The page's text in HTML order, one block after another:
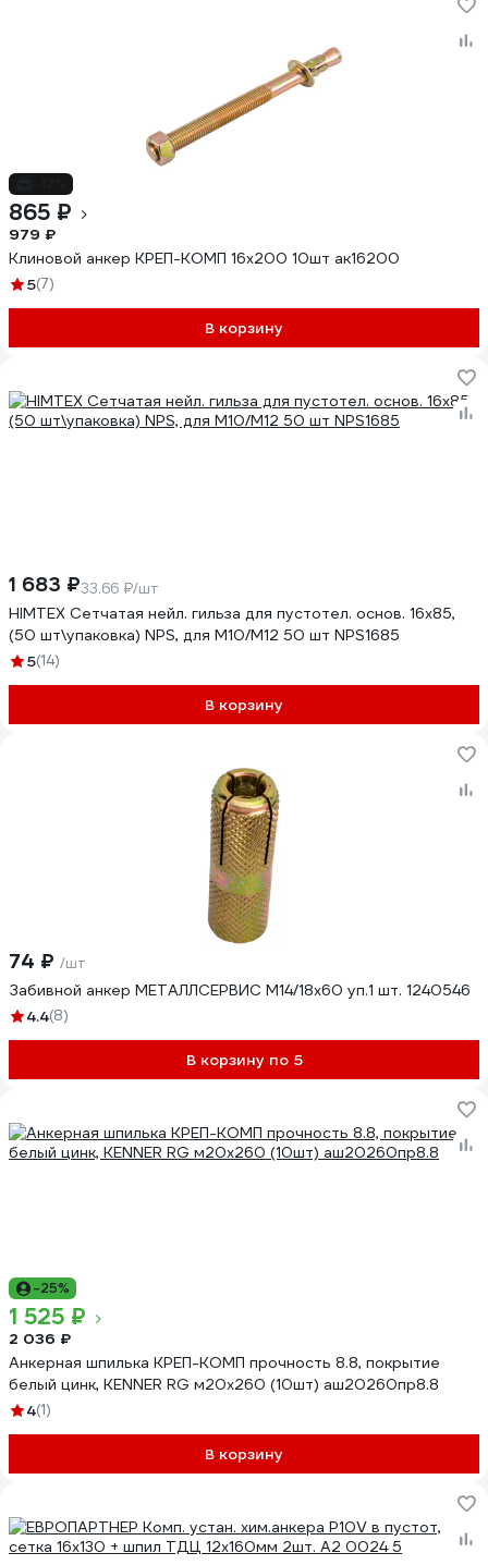
865 ₽
979 ₽
Клиновой анкер КРЕП-КОМП 16х200 10шт ак16200
5(7)
В корзину
1 683 ₽33.66 ₽/шт
HIMTEX Сетчатая нейл. гильза для пустотел. основ. 16x85,
(50 шт\упаковка) NPS, для М10/М12 50 шт NPS1685
5(14)
В корзину
74 ₽ /шт
Забивной анкер МЕТАЛЛСЕРВИС М14/18x60 уп.1 шт. 1240546
4.4(8)
В корзину по 5
-25%
1 525 ₽
2 036 ₽
Анкерная шпилька КРЕП-КОМП прочность 8.8, покрытие
белый цинк, KENNER RG м20х260 (10шт) аш20260пр8.8
4(1)
В корзину